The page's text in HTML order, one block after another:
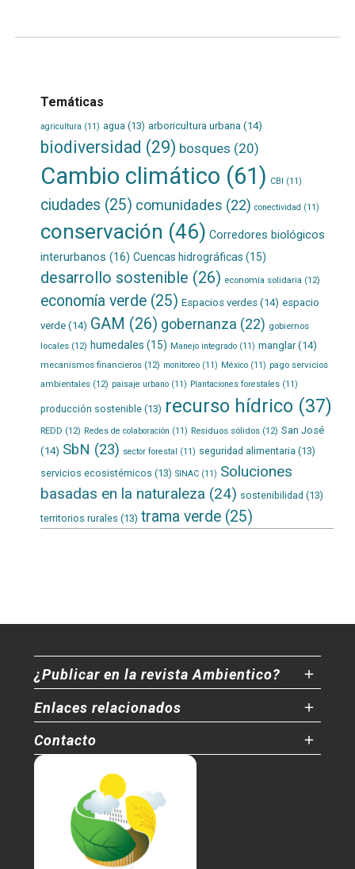
Temáticas
agricultura (11) agua (13) arboricultura urbana (14)
biodiversidad (29) bosques (20)
Cambio climático (61) CBI (11)
ciudades (25) comunidades (22) conectividad (11)
conservación (46) Corredores biológicos
interurbanos (16) Cuencas hidrográficas (15)
desarrollo sostenible (26) economía solidaria (12)
economía verde(25) Espacios verdes(14) espacio
verde(14) GAM (26) gobernanza (22) gobiernos
locales(12) humedales (15) Manejo integrado(11) manglar(14)
mecanismos financieros(12) monitoreo(11) México(11) pago servicios
ambientales(12) paisaje urbano(11) Plantaciones forestales(11)
producción sostenible(13) recurso hídrico(37)
REDD (12) Redes de colaboración (11) Residuos sólidos(12) San José
(14) SbN (23) sector forestal (11) seguridad alimentaria (13)
servicios ecosistémicos (13) SINAC(11) Soluciones
basadas en la naturaleza (24) sostenibilidad (13)
territorios rurales (13) trama verde(25)
¿Publicar en la revista Ambientico?
Enlaces relacionados
Contacto